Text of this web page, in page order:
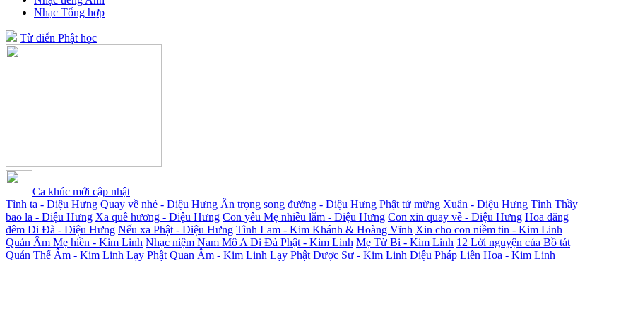
Nhạc Tổng hợp
Từ điển Phật học
Ca khúc mới cập nhật
Tình ta - Diệu Hưng Quay về nhé - Diệu Hưng Ân trọng song đường - Diệu Hưng Phật tử mừng Xuân - Diệu Hưng Tình Thầy
bao la - Diệu Hưng Xa quê hương - Diệu Hưng Con yêu Mẹ nhiều lắm - Diệu Hưng Con xin quay về - Diệu Hưng Hoa đăng
đêm Di Đà - Diệu Hưng Nếu xa Phật - Diệu Hưng Tình Lam - Kim Khánh & Hoàng Vĩnh Xin cho con niềm tin - Kim Linh
Quán Âm Mẹ hiền - Kim Linh Nhạc niệm Nam Mô A Di Đà Phật - Kim Linh Mẹ Từ Bi - Kim Linh 12 Lời nguyện của Bồ tát
Quán Thế Âm - Kim Linh Lạy Phật Quan Âm - Kim Linh Lạy Phật Dược Sư - Kim Linh Diệu Pháp Liên Hoa - Kim Linh